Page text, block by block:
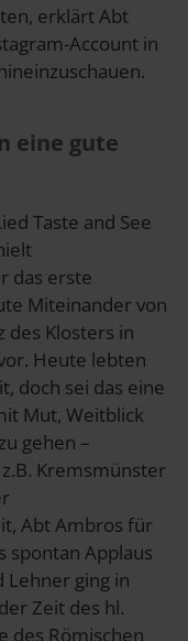
erklärt Abt
Account in
eine gute
Taste and See
das erste
Miteinander von
des Klosters in
Heute lebten
doch sei das eine
Mut, Weitblick
gehen –
Kremsmünster
Abt Ambros für
spontan Applaus
ging in
Zeit des hl.
des Römischen